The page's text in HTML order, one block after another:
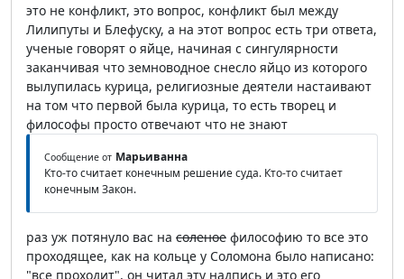
это не конфликт, это вопрос, конфликт был между
Лилипуты и Блефуску, а на этот вопрос есть три ответа,
ученые говорят о яйце, начиная с сингулярности
заканчивая что земноводное снесло яйцо из которого
вылупилась курица, религиозные деятели настаивают
на том что первой была курица, то есть творец и
философы просто отвечают что не знают
Сообщение от Марьиванна
Кто-то считает конечным решение суда. Кто-то считает
конечным Закон.
раз уж потянуло вас на соленое философию то все это
проходящее, как на кольце у Соломона было написано:
"все проходит", он читал эту надпись и это его